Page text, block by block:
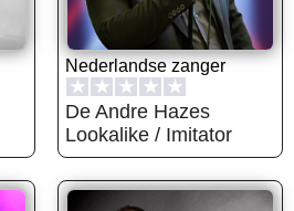
Nederlandse zanger
★ ★ ★ ★ ★
De Andre Hazes
Lookalike / Imitator